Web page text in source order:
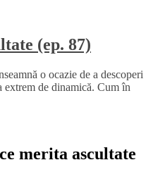
(ep. 87)
o ocazie de a descoperi
de dinamică. Cum în
merita ascultate